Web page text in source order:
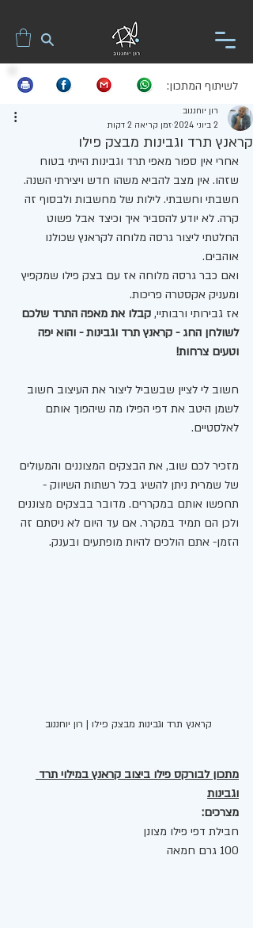
לשיתוף המתכון:
קראנץ תרד וגבינות מבצק פילו
רון יוחננוב
2 ביוני 2024
זמן קריאה 2 דקות
אחרי אין ספור מאפי תרד וגבינות הייתי בטוח
שזהו. אין מצב להביא משהו חדש ויצירתי השנה.
חשבתי וחשבתי. לילות של מחשבות ולבסוף זה
קרה. לא יודע להסביר איך וכיצד אבל פשוט
החלטתי ליצור גרסה מלוחה לקראנץ שכולנו
אוהבים.
ואם כבר גרסה מלוחה אז עם בצק פילו שמקפיץ
ומעניק אקסטרה פריכות.
אז גבירותי ורבותיי, קבלו את מאפה התרד שלכם
לשולחן החג - קראנץ תרד וגבינות - והוא יפה
וטעים צרחות!
חשוב לי לציין שבשביל ליצור את העיצוב חשוב
לשמן היטב את דפי הפילו מה שיהפוך אותם
לאלסטיים.
מזכיר לכם שוב, את הבצקים המצוננים והמעולים
של שמרית ניתן להשיג בכל רשתות השיווק -
תחפשו אותם במקררים. מדובר בבצקים מצוננים
ולכן הם תמיד במקרר. אם עד היום לא ניסתם זה
הזמן- אתם הולכים להיות מופתעים ובענק.
קראנץ תרד וגבינות מבצק פילו | רון יוחננוב
מתכון לבורקס פילו ביצוב קראנץ במילוי תרד
וגבינות
מצרכים:
חבילת דפי פילו מצונן
100 גרם חמאה